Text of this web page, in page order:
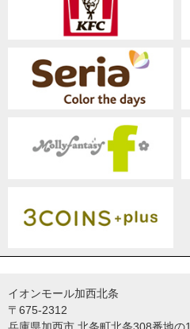
イオンモール加西北条
〒675-2312